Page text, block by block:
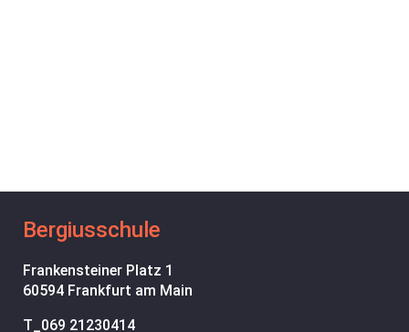
Bergiusschule
Frankensteiner Platz 1
60594 Frankfurt am Main
T_ 069 21230414